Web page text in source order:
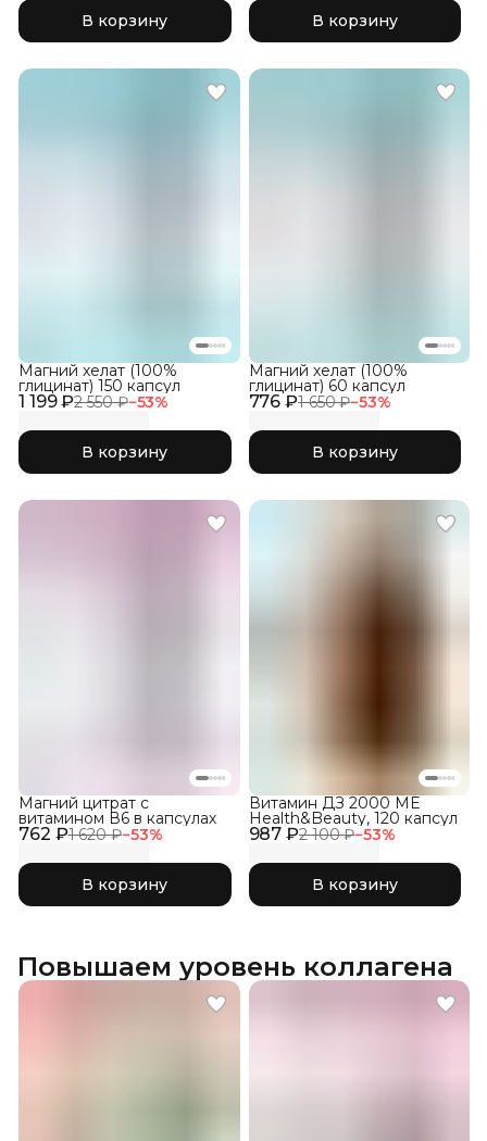
В корзину В корзину
1 199 ₽2 550 ₽−53%
Магний хелат (100%
глицинат) 150 капсул
В корзину
776 ₽1 650 ₽−53%
Магний хелат (100%
глицинат) 60 капсул
В корзину
762 ₽1 620 ₽−53%
Магний цитрат с
витамином В6 в капсулах
В корзину
987 ₽2 100 ₽−53%
Витамин ДЗ 2000 ME
Health&Beauty, 120 капсул
В корзину
Повышаем уровень коллагена